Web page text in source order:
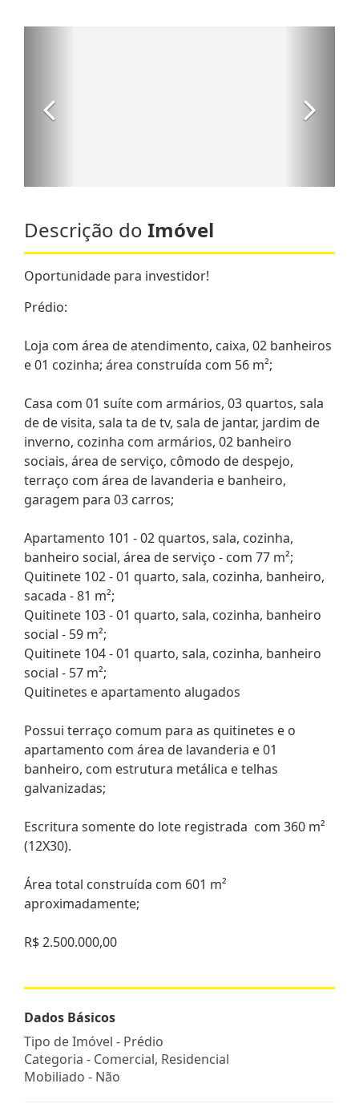
Descrição do Imóvel
Oportunidade para investidor!
Prédio:
Loja com área de atendimento, caixa, 02 banheiros
e 01 cozinha; área construída com 56 m²;
Casa com 01 suíte com armários, 03 quartos, sala
de de visita, sala ta de tv, sala de jantar, jardim de
inverno, cozinha com armários, 02 banheiro
sociais, área de serviço, cômodo de despejo,
terraço com área de lavanderia e banheiro,
garagem para 03 carros;
Apartamento 101 - 02 quartos, sala, cozinha,
banheiro social, área de serviço - com 77 m²;
Quitinete 102 - 01 quarto, sala, cozinha, banheiro,
sacada - 81 m²;
Quitinete 103 - 01 quarto, sala, cozinha, banheiro
social - 59 m²;
Quitinete 104 - 01 quarto, sala, cozinha, banheiro
social - 57 m²;
Quitinetes e apartamento alugados
Possui terraço comum para as quitinetes e o
apartamento com área de lavanderia e 01
banheiro, com estrutura metálica e telhas
galvanizadas;
Escritura somente do lote registrada com 360 m²
(12X30).
Área total construída com 601 m²
aproximadamente;
R$ 2.500.000,00
Dados Básicos
Tipo de Imóvel - Prédio
Categoria - Comercial, Residencial
Mobiliado - Não